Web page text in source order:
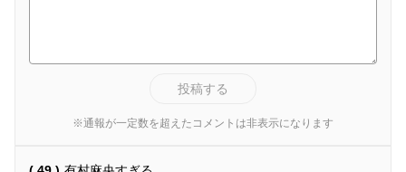
投稿する
※通報が一定数を超えたコメントは非表示になります